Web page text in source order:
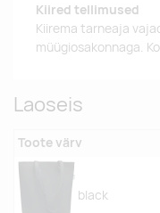
Kiired tellimused
Kiirema tarneaja
müügiosakonnaga.
Laoseis
Toote värv
black